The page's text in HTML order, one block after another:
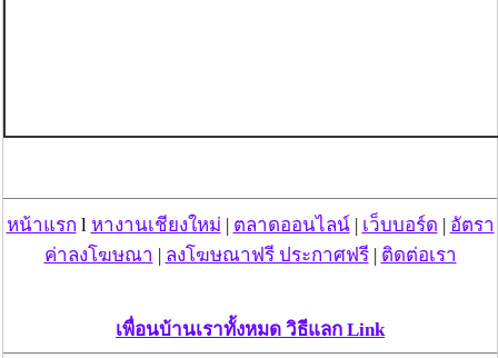
หน้าแรก l หางานเชียงใหม่ | ตลาดออนไลน์| เว็บบอร์ด | อัตรา
ค่าลงโฆษณา | ลงโฆษณาฟรี ประกาศฟรี| ติดต่อเรา
เพื่อนบ้านเราทั้งหมด วิธีแลก Link